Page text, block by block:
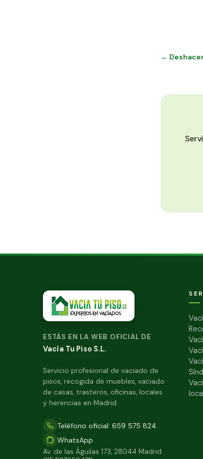
←
ESTÁS EN LA WEB OFICIAL DE
Vacía Tu Piso S.L.
Servicio profesional de vaciado de
pisos, recogida de muebles, vaciado
de casas, trasteros, oficinas, locales
y herencias en Madrid.
Teléfono oficial: 659 575 824
WhatsApp
Av. de las Águilas 173, 28044 Madrid